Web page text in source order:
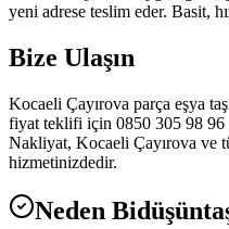
yeni adrese teslim eder. Basit,
Bize Ulaşın
Kocaeli Çayırova parça eşya
fiyat teklifi için 0850 305 98 96
Nakliyat, Kocaeli Çayırova ve
hizmetinizdedir.
Neden